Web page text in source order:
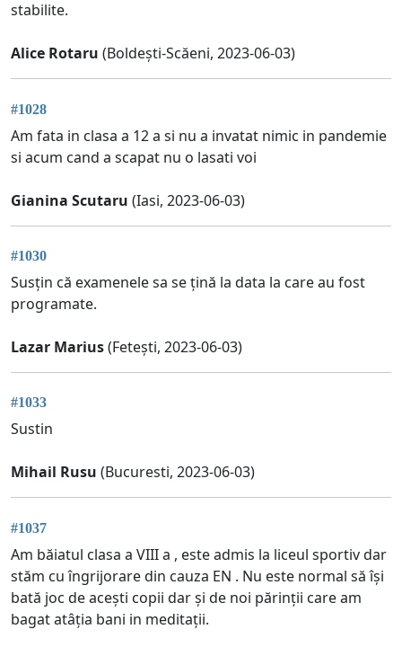
stabilite.
Alice Rotaru (Boldești-Scăeni, 2023-06-03)
#1028
Am fata in clasa a 12 a si nu a invatat nimic in pandemie
si acum cand a scapat nu o lasati voi
Gianina Scutaru (Iasi, 2023-06-03)
#1030
Susțin că examenele sa se țină la data la care au fost
programate.
Lazar Marius(Fetești, 2023-06-03)
#1033
Sustin
Mihail Rusu (Bucuresti, 2023-06-03)
#1037
Am băiatul clasa a VIII a , este admis la liceul sportiv dar
stăm cu îngrijorare din cauza EN . Nu este normal să își
bată joc de acești copii dar și de noi părinții care am
bagat atâția bani in meditații.